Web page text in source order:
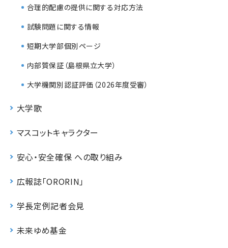
合理的配慮の提供に関する対応方法
試験問題に関する情報
短期大学部個別ページ
内部質保証（島根県立大学）
大学機関別認証評価（2026年度受審）
大学歌
マスコットキャラクター
安心・安全確保 への取り組み
広報誌「ORORIN」
学長定例記者会見
未来ゆめ基金